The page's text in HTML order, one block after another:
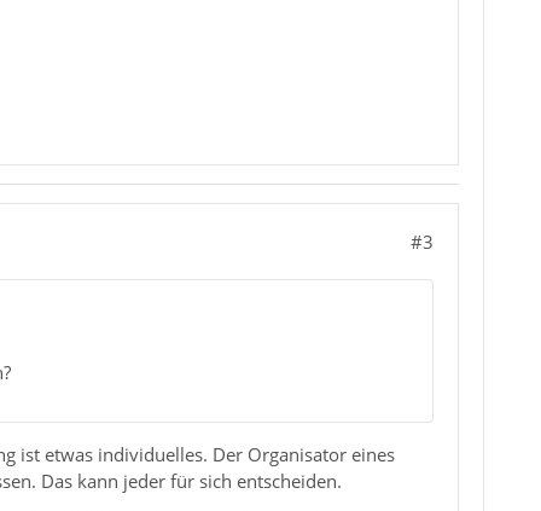
#3
ist etwas individuelles. Der Organisator eines
Das kann jeder für sich entscheiden.